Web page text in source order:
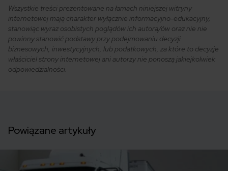
Wszystkie treści prezentowane na łamach niniejszej witryny
internetowej mają charakter wyłącznie informacyjno-edukacyjny,
stanowiąc wyraz osobistych poglądów ich autora/ów oraz nie nie
powinny stanowić podstawy przy podejmowaniu decyzji
biznesowych, inwestycyjnych, lub podatkowych, za które to decyzje
właściciel strony internetowej ani autorzy nie ponoszą jakiejkolwiek
odpowiedzialności.
Powiązane artykuły